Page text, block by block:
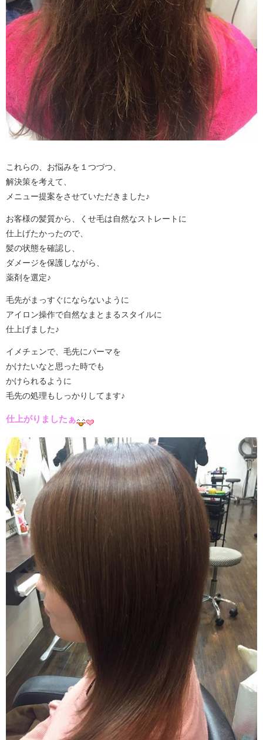
これらの、お悩みを１つづつ、
解決策を考えて、
メニュー提案をさせていただきました♪
お客様の髪質から、くせ毛は自然なストレートに
仕上げたかったので、
髪の状態を確認し、
ダメージを保護しながら、
薬剤を選定♪
毛先がまっすぐにならないように
アイロン操作で自然なまとまるスタイルに
仕上げました♪
イメチェンで、毛先にパーマを
かけたいなと思った時でも
かけられるように
毛先の処理もしっかりしてます♪
仕上がりましたぁ